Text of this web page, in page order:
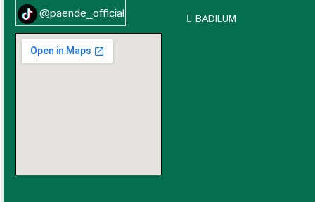
@paende_official
BADILUM